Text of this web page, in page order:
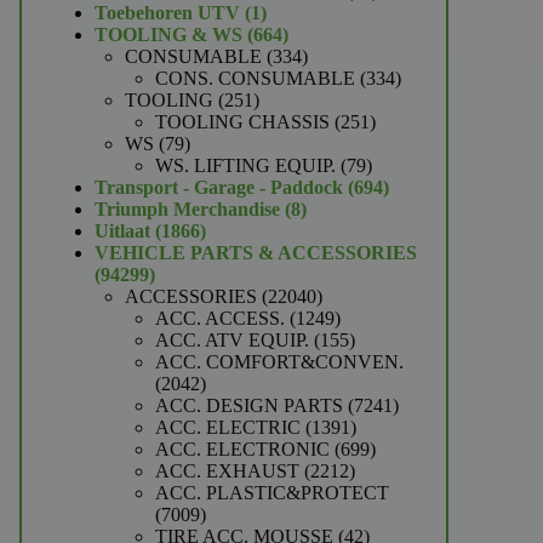
Toebehoren UTV 11
product
TOOLING & WS 664664
producten
CONSUMABLE 334334
producten
CONS. CONSUMABLE 334334
TOOLING 251251
producten
TOOLING CHASSIS 251251
WS 7979
producten
WS. LIFTING EQUIP. 7979
producten
Transport - Garage - Paddock 694694
Triumph Merchandise 88
Uitlaat 18661866
producten
VEHICLE PARTS & ACCESSORIES
9429994299
producten
ACCESSORIES 2204022040
producten
ACC. ACCESS. 12491249
producten
ACC. ATV EQUIP. 155155
producten
ACC. COMFORT&CONVEN.
20422042
producten
ACC. DESIGN PARTS 72417241
ACC. ELECTRIC 13911391
producten
ACC. ELECTRONIC 699699
ACC. EXHAUST 22122212
producten
ACC. PLASTIC&PROTECT
70097009
producten
TIRE ACC. MOUSSE 4242